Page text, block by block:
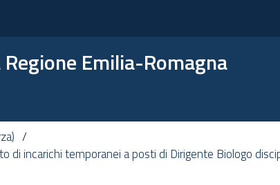
Emilia-Romagna
incarichi temporanei a posti di Dirigente Biologo